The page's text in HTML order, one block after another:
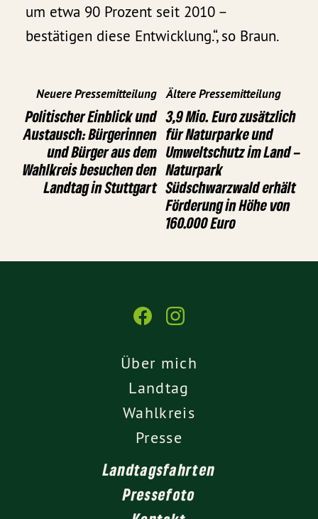
um etwa 90 Prozent seit 2010 –
bestätigen diese Entwicklung.“, so Braun.
Neuere Pressemitteilung
Politischer Einblick und
Austausch: Bürgerinnen
und Bürger aus dem
Wahlkreis besuchen den
Landtag in Stuttgart
Ältere Pressemitteilung
3,9 Mio. Euro zusätzlich
für Naturparke und
Umweltschutz im Land –
Naturpark
Südschwarzwald erhält
Förderung in Höhe von
160.000 Euro
Über mich
Landtag
Wahlkreis
Presse
Landtagsfahrten
Pressefoto